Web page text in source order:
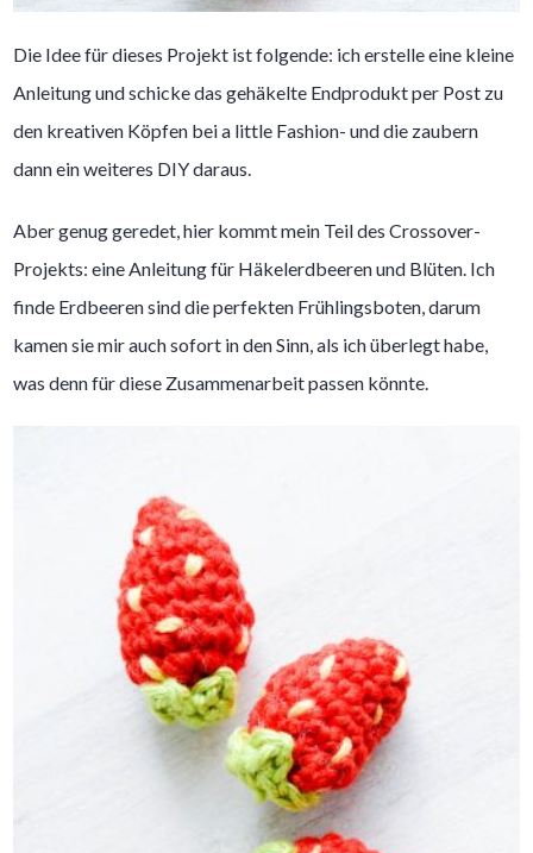
Die Idee für dieses Projekt ist folgende: ich erstelle eine kleine
Anleitung und schicke das gehäkelte Endprodukt per Post zu
den kreativen Köpfen bei a little Fashion- und die zaubern
dann ein weiteres DIY daraus.
Aber genug geredet, hier kommt mein Teil des Crossover-
Projekts: eine Anleitung für Häkelerdbeeren und Blüten. Ich
finde Erdbeeren sind die perfekten Frühlingsboten, darum
kamen sie mir auch sofort in den Sinn, als ich überlegt habe,
was denn für diese Zusammenarbeit passen könnte.